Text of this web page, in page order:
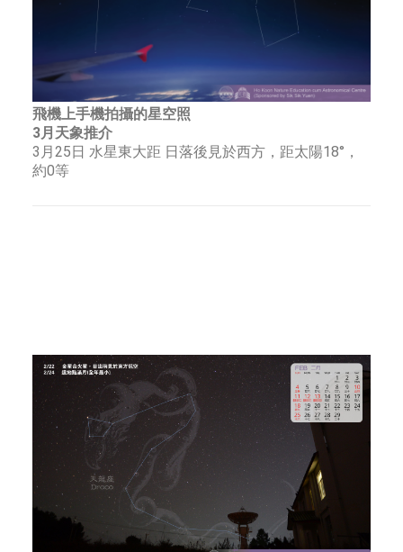
飛機上手機拍攝的星空照
3月天象推介
3月25日 水星東大距 日落後見於西方，距太陽18°，
約0等